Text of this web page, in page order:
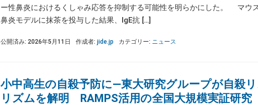
ー性鼻炎におけるくしゃみ応答を抑制する可能性を明らかにした。 マウ
鼻炎モデルに抹茶を投与した結果、IgE抗 […]
公開済み: 2026年5月11日 作成者: jide.jp カテゴリー: ニュース
小中高生の自殺予防に―東大研究グループが自殺
リズムを解明 RAMPS活用の全国大規模実証研究